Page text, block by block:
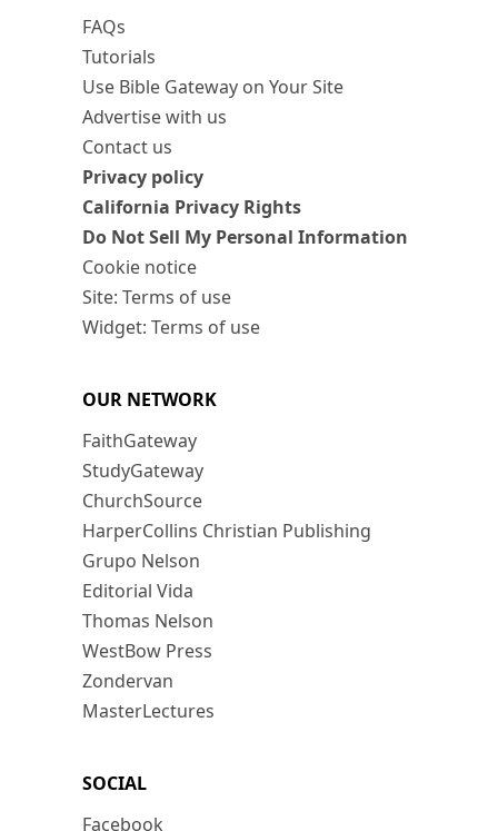
FAQs
Tutorials
Use Bible Gateway on Your Site
Advertise with us
Contact us
Privacy policy
California Privacy Rights
Do Not Sell My Personal Information
Cookie notice
Site: Terms of use
Widget: Terms of use
OUR NETWORK
FaithGateway
StudyGateway
ChurchSource
HarperCollins Christian Publishing
Grupo Nelson
Editorial Vida
Thomas Nelson
WestBow Press
Zondervan
MasterLectures
SOCIAL
Facebook